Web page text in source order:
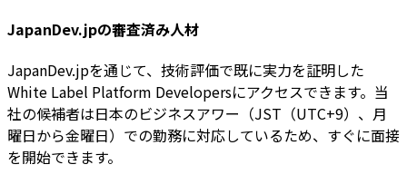
JapanDev.jpの審査済み人材
JapanDev.jpを通じて、技術評価で既に実力を証明した
White Label Platform Developersにアクセスできます。当
社の候補者は日本のビジネスアワー（JST（UTC+9）、月
曜日から金曜日）での勤務に対応しているため、すぐに面接
を開始できます。